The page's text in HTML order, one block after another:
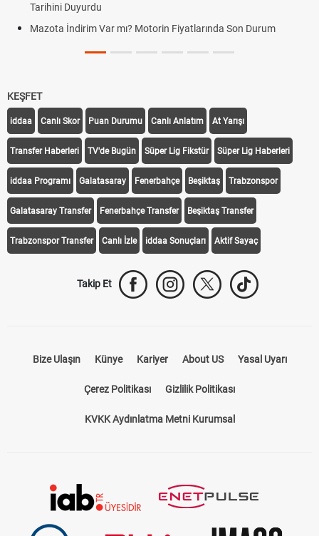
Tarihini Duyurdu
Mazota İndirim Var mı? Motorin Fiyatlarında Son Durum
KEŞFET
iddaa Canlı Skor Puan Durumu Canlı Anlatım At Yarışı
Transfer Haberleri TV'de Bugün Süper Lig Fikstür Süper Lig Haberleri
iddaa Programı Galatasaray Fenerbahçe Beşiktaş Trabzonspor
Galatasaray Transfer Fenerbahçe Transfer Beşiktaş Transfer
Trabzonspor Transfer Canlı İzle iddaa Sonuçları Aktif Sayaç
Takip Et
Bize Ulaşın Künye Kariyer About US Yasal Uyarı
Çerez Politikası Gizlilik Politikası
KVKK Aydınlatma Metni Kurumsal